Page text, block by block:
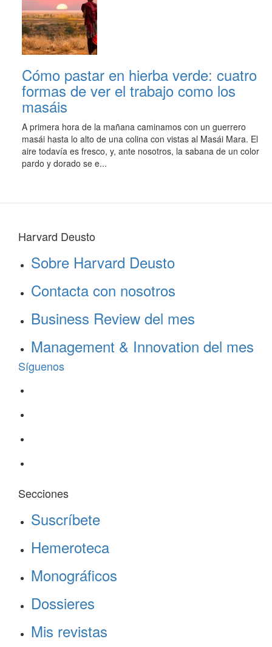
Cómo pastar en hierba verde: cuatro
formas de ver el trabajo como los
masáis
A primera hora de la mañana caminamos con un guerrero
masái hasta lo alto de una colina con vistas al Masái Mara. El
aire todavía es fresco, y, ante nosotros, la sabana de un color
pardo y dorado se e...
Harvard Deusto
Sobre Harvard Deusto
Contacta con nosotros
Business Review del mes
Management & Innovation del mes
Síguenos
Secciones
Suscríbete
Hemeroteca
Monográficos
Dossieres
Mis revistas